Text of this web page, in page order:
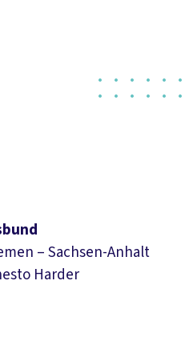
– Sachsen-Anhalt
Harder